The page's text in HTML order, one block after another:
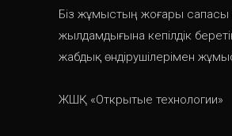
Біз жұмыстың жоғары сапасы
жылдамдығына кепілдік
жабдық өндірушілерімен
ЖШҚ «Открытые технологии»